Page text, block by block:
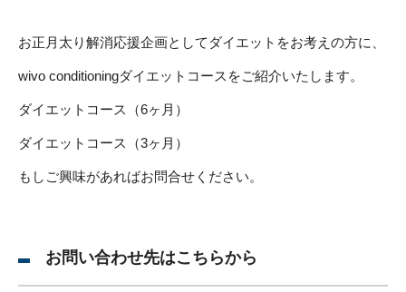
お正月太り解消応援企画としてダイエットをお考えの方に、
wivo conditioningダイエットコースをご紹介いたします。
ダイエットコース（6ヶ月）
ダイエットコース（3ヶ月）
もしご興味があればお問合せください。
お問い合わせ先はこちらから